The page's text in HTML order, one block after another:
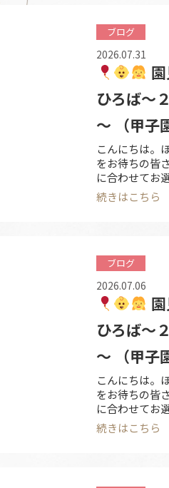
ブログ
2026.07.31
ひろば～
～ （甲子
こんにちは。
をお待ちの皆
に合わせてお
いたします。
い」「入園を
続きはこちら
ブログ
2026.07.06
ひろば～
～ （甲子
こんにちは。
をお待ちの皆
に合わせてお
いたします。
い」「入園を
続きはこちら